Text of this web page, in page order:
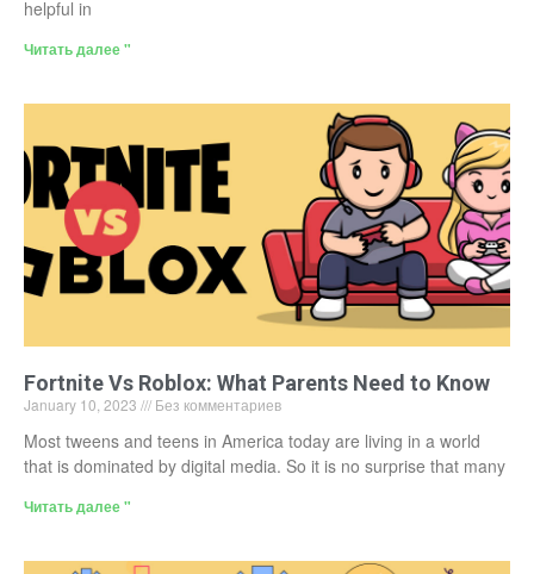
helpful in
Читать далее "
Fortnite Vs Roblox: What Parents Need to Know
January 10, 2023 Без комментариев
Most tweens and teens in America today are living in a world
that is dominated by digital media. So it is no surprise that many
Читать далее "